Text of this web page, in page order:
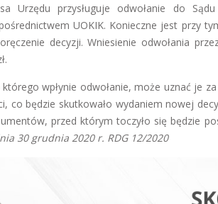
Urzędu przysługuje odwołanie do
UOKIK. Konieczne jest przy
decyzji. Wniesienie odwołania
wpłynie odwołanie, może uznać je
co będzie skutkowało wydaniem nowej
przed którym toczyło się będzie
30 grudnia 2020 r. RDG 12/2020